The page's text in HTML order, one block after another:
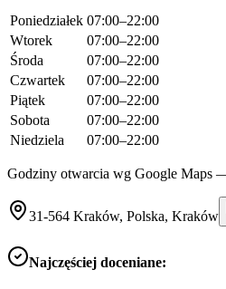
Poniedziałek 07:00–22:00
Wtorek
07:00–22:00
Środa
07:00–22:00
Czwartek
07:00–22:00
Piątek
07:00–22:00
Sobota
07:00–22:00
Niedziela
07:00–22:00
Godziny otwarcia wg Google Maps
31-564 Kraków, Polska, Kraków
Najczęściej doceniane: